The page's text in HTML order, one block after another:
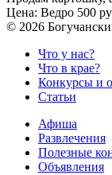
Цена: Ведро 500
© 2026
Что у нас?
Что в крае?
Конкурсы и
Статьи
Афиша
Развлечения
Полезные
Объявления